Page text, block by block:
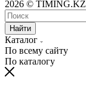
2026 © TIMING.KZ
Найти
Каталог
По всему сайту
По каталогу